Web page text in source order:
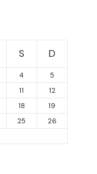
S D
4
5
11
12
18
19
25
26